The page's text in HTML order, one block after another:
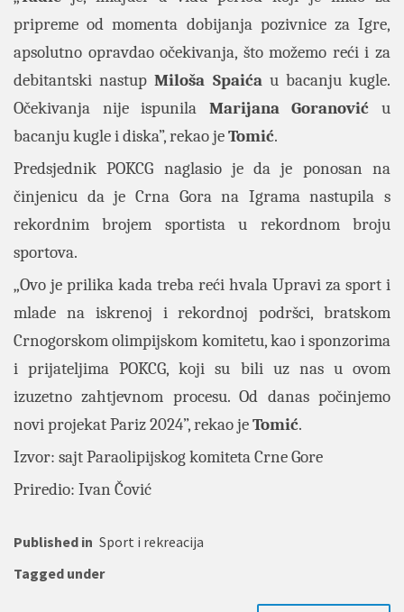
pripreme od momenta dobijanja pozivnice za Igre,
apsolutno opravdao očekivanja, što možemo reći i za
debitantski nastupMiloša Spaićau bacanju kugle.
Očekivanja nije ispunila Marijana Goranović u
bacanju kugle i diska”, rekao jeTomić.
Predsjednik POKCG naglasio je da je ponosan na
činjenicu da je Crna Gora na Igrama nastupila s
rekordnim brojem sportista u rekordnom broju
sportova.
„Ovo je prilika kada treba reći hvala Upravi za sport i
mlade na iskrenoj i rekordnoj podršci, bratskom
Crnogorskom olimpijskom komitetu, kao i sponzorima
i prijateljima POKCG, koji su bili uz nas u ovom
izuzetno zahtjevnom procesu. Od danas počinjemo
novi projekat Pariz 2024”, rekao jeTomić.
Izvor: sajtParaolipijskog komiteta Crne Gore
Priredio: Ivan Čović
Published in Sport i rekreacija
Tagged under